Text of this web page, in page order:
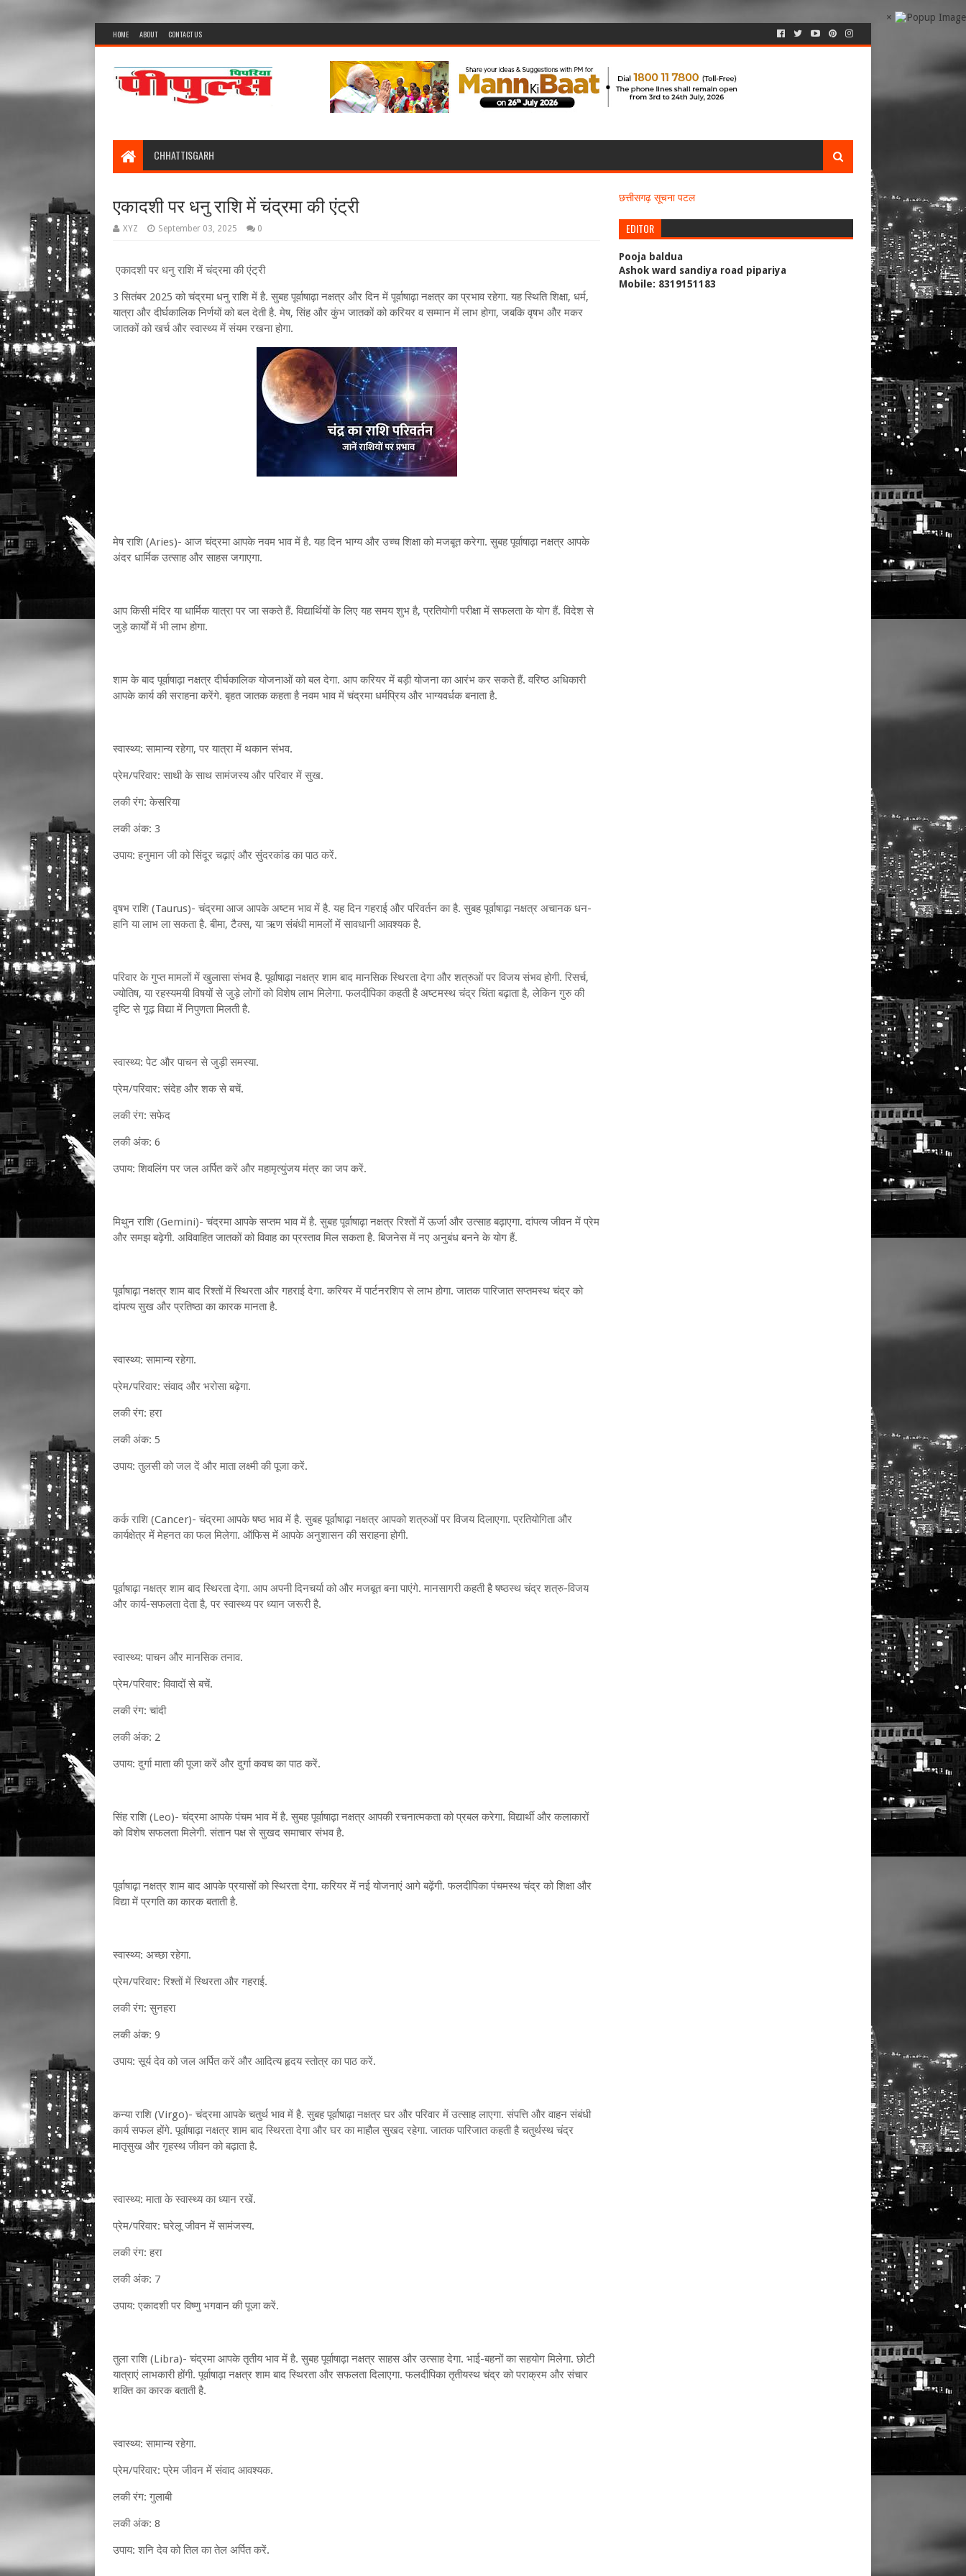
×
HOME ABOUT CONTACT US
CHHATTISGARH
एकादशी पर धनु राशि में चंद्रमा की एंट्री
XYZ September 03, 2025 0
एकादशी पर धनु राशि में चंद्रमा की एंट्री
3 सितंबर 2025 को चंद्रमा धनु राशि में है. सुबह पूर्वाषाढ़ा नक्षत्र और दिन में पूर्वाषाढ़ा नक्षत्र का प्रभाव रहेगा. यह स्थिति शिक्षा, धर्म,
यात्रा और दीर्घकालिक निर्णयों को बल देती है. मेष, सिंह और कुंभ जातकों को करियर व सम्मान में लाभ होगा, जबकि वृषभ और मकर
जातकों को खर्च और स्वास्थ्य में संयम रखना होगा.
मेष राशि (Aries)- आज चंद्रमा आपके नवम भाव में है. यह दिन भाग्य और उच्च शिक्षा को मजबूत करेगा. सुबह पूर्वाषाढ़ा नक्षत्र आपके
अंदर धार्मिक उत्साह और साहस जगाएगा.
आप किसी मंदिर या धार्मिक यात्रा पर जा सकते हैं. विद्यार्थियों के लिए यह समय शुभ है, प्रतियोगी परीक्षा में सफलता के योग हैं. विदेश से
जुड़े कार्यों में भी लाभ होगा.
शाम के बाद पूर्वाषाढ़ा नक्षत्र दीर्घकालिक योजनाओं को बल देगा. आप करियर में बड़ी योजना का आरंभ कर सकते हैं. वरिष्ठ अधिकारी
आपके कार्य की सराहना करेंगे. बृहत जातक कहता है नवम भाव में चंद्रमा धर्मप्रिय और भाग्यवर्धक बनाता है.
स्वास्थ्य: सामान्य रहेगा, पर यात्रा में थकान संभव.
प्रेम/परिवार: साथी के साथ सामंजस्य और परिवार में सुख.
लकी रंग: केसरिया
लकी अंक: 3
उपाय: हनुमान जी को सिंदूर चढ़ाएं और सुंदरकांड का पाठ करें.
वृषभ राशि (Taurus)- चंद्रमा आज आपके अष्टम भाव में है. यह दिन गहराई और परिवर्तन का है. सुबह पूर्वाषाढ़ा नक्षत्र अचानक धन-
हानि या लाभ ला सकता है. बीमा, टैक्स, या ऋण संबंधी मामलों में सावधानी आवश्यक है.
परिवार के गुप्त मामलों में खुलासा संभव है. पूर्वाषाढ़ा नक्षत्र शाम बाद मानसिक स्थिरता देगा और शत्रुओं पर विजय संभव होगी. रिसर्च,
ज्योतिष, या रहस्यमयी विषयों से जुड़े लोगों को विशेष लाभ मिलेगा. फलदीपिका कहती है अष्टमस्थ चंद्र चिंता बढ़ाता है, लेकिन गुरु की
दृष्टि से गूढ़ विद्या में निपुणता मिलती है.
स्वास्थ्य: पेट और पाचन से जुड़ी समस्या.
प्रेम/परिवार: संदेह और शक से बचें.
लकी रंग: सफेद
लकी अंक: 6
उपाय: शिवलिंग पर जल अर्पित करें और महामृत्युंजय मंत्र का जप करें.
मिथुन राशि (Gemini)- चंद्रमा आपके सप्तम भाव में है. सुबह पूर्वाषाढ़ा नक्षत्र रिश्तों में ऊर्जा और उत्साह बढ़ाएगा. दांपत्य जीवन में प्रेम
और समझ बढ़ेगी. अविवाहित जातकों को विवाह का प्रस्ताव मिल सकता है. बिजनेस में नए अनुबंध बनने के योग हैं.
पूर्वाषाढ़ा नक्षत्र शाम बाद रिश्तों में स्थिरता और गहराई देगा. करियर में पार्टनरशिप से लाभ होगा. जातक पारिजात सप्तमस्थ चंद्र को
दांपत्य सुख और प्रतिष्ठा का कारक मानता है.
स्वास्थ्य: सामान्य रहेगा.
प्रेम/परिवार: संवाद और भरोसा बढ़ेगा.
लकी रंग: हरा
लकी अंक: 5
उपाय: तुलसी को जल दें और माता लक्ष्मी की पूजा करें.
कर्क राशि (Cancer)- चंद्रमा आपके षष्ठ भाव में है. सुबह पूर्वाषाढ़ा नक्षत्र आपको शत्रुओं पर विजय दिलाएगा. प्रतियोगिता और
कार्यक्षेत्र में मेहनत का फल मिलेगा. ऑफिस में आपके अनुशासन की सराहना होगी.
पूर्वाषाढ़ा नक्षत्र शाम बाद स्थिरता देगा. आप अपनी दिनचर्या को और मजबूत बना पाएंगे. मानसागरी कहती है षष्ठस्थ चंद्र शत्रु-विजय
और कार्य-सफलता देता है, पर स्वास्थ्य पर ध्यान जरूरी है.
स्वास्थ्य: पाचन और मानसिक तनाव.
प्रेम/परिवार: विवादों से बचें.
लकी रंग: चांदी
लकी अंक: 2
उपाय: दुर्गा माता की पूजा करें और दुर्गा कवच का पाठ करें.
सिंह राशि (Leo)- चंद्रमा आपके पंचम भाव में है. सुबह पूर्वाषाढ़ा नक्षत्र आपकी रचनात्मकता को प्रबल करेगा. विद्यार्थी और कलाकारों
को विशेष सफलता मिलेगी. संतान पक्ष से सुखद समाचार संभव है.
पूर्वाषाढ़ा नक्षत्र शाम बाद आपके प्रयासों को स्थिरता देगा. करियर में नई योजनाएं आगे बढ़ेंगी. फलदीपिका पंचमस्थ चंद्र को शिक्षा और
विद्या में प्रगति का कारक बताती है.
स्वास्थ्य: अच्छा रहेगा.
प्रेम/परिवार: रिश्तों में स्थिरता और गहराई.
लकी रंग: सुनहरा
लकी अंक: 9
उपाय: सूर्य देव को जल अर्पित करें और आदित्य हृदय स्तोत्र का पाठ करें.
कन्या राशि (Virgo)- चंद्रमा आपके चतुर्थ भाव में है. सुबह पूर्वाषाढ़ा नक्षत्र घर और परिवार में उत्साह लाएगा. संपत्ति और वाहन संबंधी
कार्य सफल होंगे. पूर्वाषाढ़ा नक्षत्र शाम बाद स्थिरता देगा और घर का माहौल सुखद रहेगा. जातक पारिजात कहती है चतुर्थस्थ चंद्र
मातृसुख और गृहस्थ जीवन को बढ़ाता है.
स्वास्थ्य: माता के स्वास्थ्य का ध्यान रखें.
प्रेम/परिवार: घरेलू जीवन में सामंजस्य.
लकी रंग: हरा
लकी अंक: 7
उपाय: एकादशी पर विष्णु भगवान की पूजा करें.
तुला राशि (Libra)- चंद्रमा आपके तृतीय भाव में है. सुबह पूर्वाषाढ़ा नक्षत्र साहस और उत्साह देगा. भाई-बहनों का सहयोग मिलेगा. छोटी
यात्राएं लाभकारी होंगी. पूर्वाषाढ़ा नक्षत्र शाम बाद स्थिरता और सफलता दिलाएगा. फलदीपिका तृतीयस्थ चंद्र को पराक्रम और संचार
शक्ति का कारक बताती है.
स्वास्थ्य: सामान्य रहेगा.
प्रेम/परिवार: प्रेम जीवन में संवाद आवश्यक.
लकी रंग: गुलाबी
लकी अंक: 8
उपाय: शनि देव को तिल का तेल अर्पित करें.
छत्तीसगढ़ सूचना पटल
EDITOR
Pooja baldua
Ashok ward sandiya road pipariya
Mobile: 8319151183